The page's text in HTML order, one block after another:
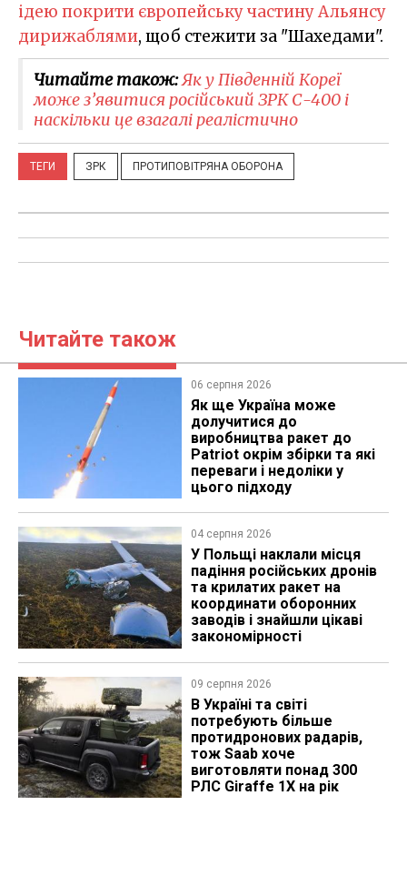
ідею покрити європейську частину Альянсу
дирижаблями, щоб стежити за "Шахедами".
Читайте також:Як у Південній Кореї
може з’явитися російський ЗРК С-400 і
наскільки це взагалі реалістично
ТЕГИ ЗРК ПРОТИПОВІТРЯНА ОБОРОНА
Читайте також
06 серпня 2026
Як ще Україна може
долучитися до
виробництва ракет до
Patriot окрім збірки та які
переваги і недоліки у
цього підходу
04 серпня 2026
У Польщі наклали місця
падіння російських дронів
та крилатих ракет на
координати оборонних
заводів і знайшли цікаві
закономірності
09 серпня 2026
В Україні та світі
потребують більше
протидронових радарів,
тож Saab хоче
виготовляти понад 300
РЛС Giraffe 1X на рік